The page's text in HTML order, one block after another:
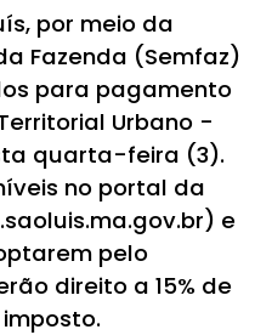
por meio da
Fazenda (Semfaz)
para pagamento
Urbano -
quarta-feira (3).
no portal da
e
pelo
direito a 15% de